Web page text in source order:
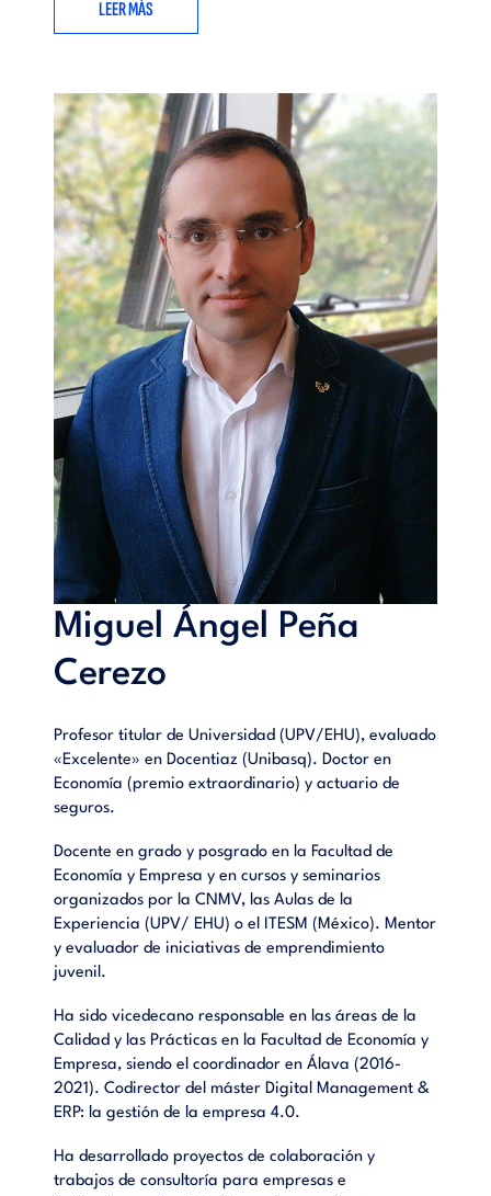
LEER MÁS
Miguel Ángel Peña
Cerezo
Profesor titular de Universidad (UPV/EHU), evaluado
«Excelente» en Docentiaz (Unibasq). Doctor en
Economía (premio extraordinario) y actuario de
seguros.
Docente en grado y posgrado en la Facultad de
Economía y Empresa y en cursos y seminarios
organizados por la CNMV, las Aulas de la
Experiencia (UPV/ EHU) o el ITESM (México). Mentor
y evaluador de iniciativas de emprendimiento
juvenil.
Ha sido vicedecano responsable en las áreas de la
Calidad y las Prácticas en la Facultad de Economía y
Empresa, siendo el coordinador en Álava (2016-
2021). Codirector del máster Digital Management &
ERP: la gestión de la empresa 4.0.
Ha desarrollado proyectos de colaboración y
trabajos de consultoría para empresas e